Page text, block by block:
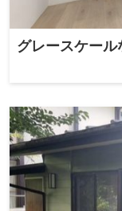
グレースケー